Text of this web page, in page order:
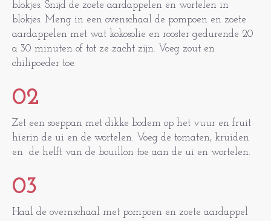
blokjes. Snijd de zoete aardappelen en wortelen in
blokjes. Meng in een ovenschaal de pompoen en zoete
aardappelen met wat kokosolie en rooster gedurende 20
a 30 minuten of tot ze zacht zijn. Voeg zout en
chilipoeder toe.
02
Zet een soeppan met dikke bodem op het vuur en fruit
hierin de ui en de wortelen. Voeg de tomaten, kruiden
en de helft van de bouillon toe aan de ui en wortelen.
03
Haal de overnschaal met pompoen en zoete aardappel